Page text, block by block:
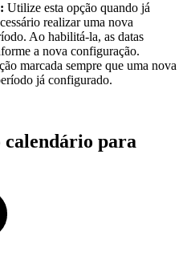
Utilize esta opção quando já
realizar uma nova
Ao habilitá-la, as datas
a nova configuração.
marcada sempre que uma nova
já configurado.
calendário para